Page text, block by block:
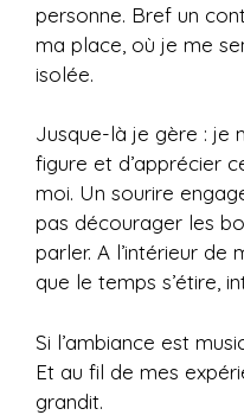
personne. Bref un
ma place, où je me
isolée.
Jusque-là je gère : je
figure et d’apprécier
moi. Un sourire
pas décourager les
parler. A l’intérieur de
que le temps s’étire,
Si l’ambiance est
Et au fil de mes
grandit.